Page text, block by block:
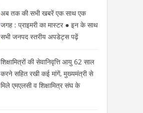
अब तक की सभी खबरें एक साथ एक
जगह : प्राइमरी का मास्टर ● इन के साथ
सभी जनपद स्तरीय अपडेट्स पढ़ें
शिक्षामित्रों की सेवानिवृत्ति आयु 62 साल
करने सहित रखी कई मांगें, मुख्यमंत्री से
मिले एमएलसी व शिक्षामित्र संघ के